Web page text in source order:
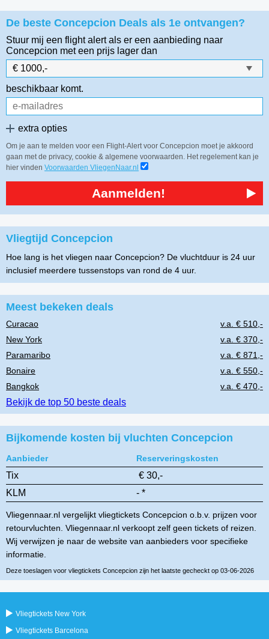
De beste Concepcion Deals als 1e ontvangen?
Stuur mij een flight alert als er een aanbieding naar
Concepcion met een prijs lager dan
beschikbaar komt.
extra opties
Om je aan te melden voor een Flight-Alert voor Concepcion moet je akkoord
gaan met de privacy, cookie & algemene voorwaarden. Het regelement kan je
hier vinden Voorwaarden VliegenNaar.nl
Aanmelden!
Vliegtijd Concepcion
Hoe lang is het vliegen naar Concepcion? De vluchtduur is 24 uur
inclusief meerdere tussenstops van rond de 4 uur.
Meest bekeken deals
Curacao
v.a. € 510,-
New York
v.a. € 370,-
Paramaribo
v.a. € 871,-
Bonaire
v.a. € 550,-
Bangkok
v.a. € 470,-
Bekijk de top 50 beste deals
Bijkomende kosten bij vluchten Concepcion
Aanbieder Reserveringskosten
Tix
€ 30,-
KLM
- *
Vliegennaar.nl vergelijkt vliegtickets Concepcion o.b.v. prijzen voor
retourvluchten. Vliegennaar.nl verkoopt zelf geen tickets of reizen.
Wij verwijzen je naar de website van aanbieders voor specifieke
informatie.
Deze toeslagen voor vliegtickets Concepcion zijn het laatste gecheckt op 03-06-2026
Vliegtickets New York
Vliegtickets Barcelona